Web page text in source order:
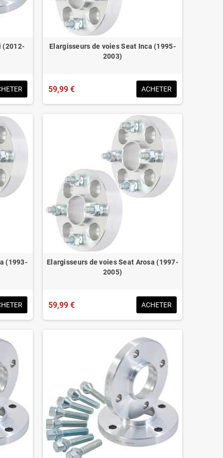
(2012-
Elargisseurs de voies Seat Inca (1995-
2003)
59,99 € ACHETER
(1993-
Elargisseurs de voies Seat Arosa (1997-
2005)
59,99 € ACHETER